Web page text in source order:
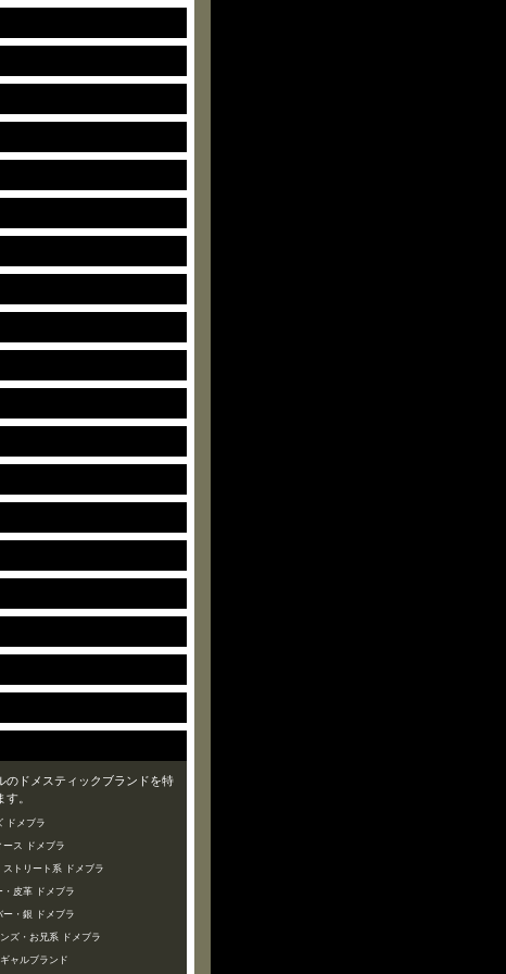
のドメスティックブランドを特
。
ドメブラ
ース ドメブラ
ストリート系 ドメブラ
・皮革 ドメブラ
ー・銀 ドメブラ
ズ・お兄系 ドメブラ
ャルブランド